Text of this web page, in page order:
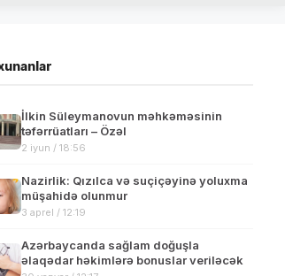
İlkin Süleymanovun məhkəməsinin
təfərrüatları – Özəl
2 iyun / 18:56
Nazirlik: Qızılca və suçiçəyinə yoluxma
müşahidə olunmur
3 aprel / 12:19
Azərbaycanda sağlam doğuşla
əlaqədar həkimlərə bonuslar veriləcək